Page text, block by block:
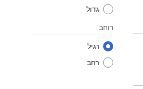
גדול
רוחב
רגיל
רחב